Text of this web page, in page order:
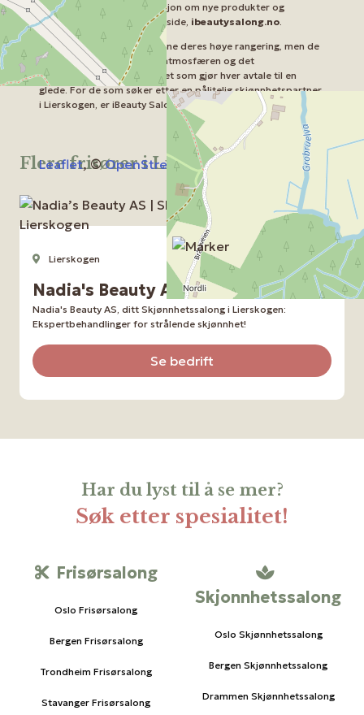
Leaflet, ©OpenStreetMapcontributors
oppdateringer og informasjon om nye produkter og
behandlinger på deres nettside, ibeautysalong.no.
Ikke bare verdsetter kundene deres høye rangering, men de
bemerker også den rolige atmosfæren og det
imøtekommende personalet som gjør hver avtale til en
glede. For de som søker etter en pålitelig skjønnhetspartner
i Lierskogen, er iBeauty Salong en ideell destinasjon.
Flere frisører i Lierskogen
Lierskogen Skjønnhetssalong
Nadia's Beauty AS
Nadia's Beauty AS, ditt Skjønnhetssalong i Lierskogen:
Ekspertbehandlinger for strålende skjønnhet!
Se bedrift
Har du lyst til å se mer?
Søk etter spesialitet!
Frisørsalong
Oslo Frisørsalong
Bergen Frisørsalong
Trondheim Frisørsalong
Stavanger Frisørsalong
Skjonnhetssalong
Oslo Skjønnhetssalong
Bergen Skjønnhetssalong
Drammen Skjønnhetssalong